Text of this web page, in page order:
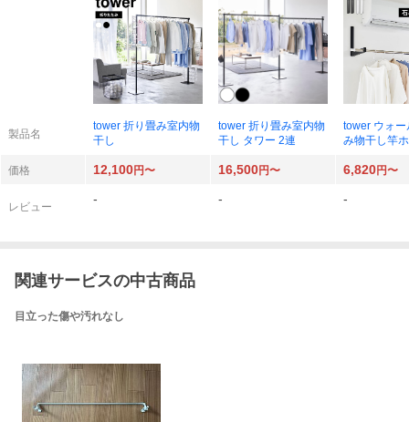
製品名
tower 折り畳み室内物
干し
tower 折り畳み室内物
干し タワー 2連
tower ウォー
み物干し竿
ボード壁対応
価格 12,100円〜 16,500円〜 6,820円〜
レビュー
- - -
関連サービスの中古商品
目立った傷や汚れなし